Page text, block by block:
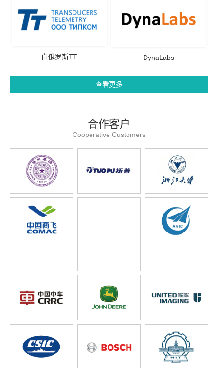
白俄罗斯TT DynaLabs
查看更多
合作客户
Cooperative Customers